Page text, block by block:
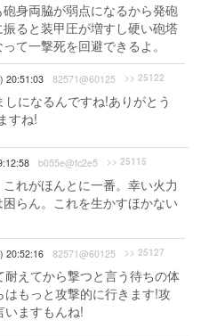
身両脇が弱点になるから発砲
ると装甲圧が増すし硬い砲塔
て一撃死を回避できるよ。
20:51:03 82571@60125 >> 25122
になるんですね!ありがとう
すね!
b055e@fc2e5 >> 25115
これがほんとに一番。幸い火力
らん。これを生かすほかない
20:52:16 82571@60125 >> 25127
えてから撃つと言う待ちの体
もっと攻撃的に行きます!攻
いますもんね!